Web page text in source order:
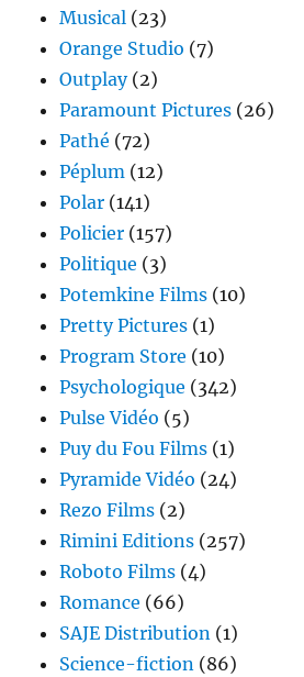
Musical (23)
Orange Studio (7)
Outplay(2)
Paramount Pictures (26)
Pathé (72)
Péplum (12)
Polar (141)
Policier (157)
Politique (3)
Potemkine Films (10)
Pretty Pictures (1)
Program Store (10)
Psychologique (342)
Pulse Vidéo (5)
Puy du Fou Films (1)
Pyramide Vidéo (24)
Rezo Films (2)
Rimini Editions (257)
Roboto Films (4)
Romance (66)
SAJE Distribution (1)
Science-fiction (86)